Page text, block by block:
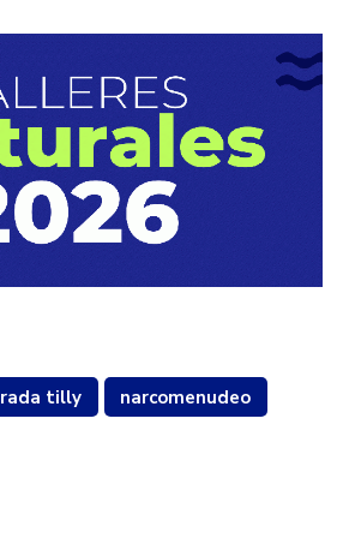
rada tilly
narcomenudeo